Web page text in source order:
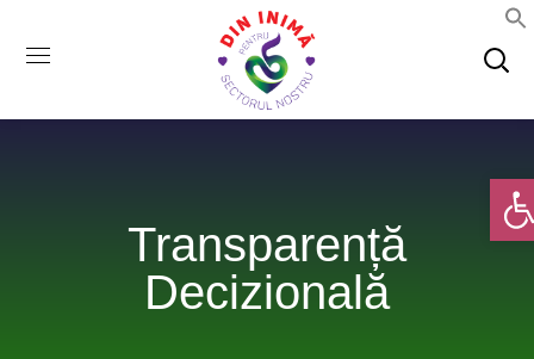
Transparență
Decizională